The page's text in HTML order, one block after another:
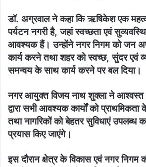
डॉ. अग्रवाल ने कहा कि ऋषिकेश एक
पर्यटन नगरी है, जहां स्वच्छता एवं
आवश्यक हैं। उन्होंने नगर निगम को जन
कार्य करने तथा शहर को स्वच्छ, सुंदर एवं
समन्वय के साथ कार्य करने पर बल दिया।
नगर आयुक्त विजय नाथ शुक्ला ने आश्वस्त
द्वारा सभी आवश्यक कार्यों को प्राथमिकता
तथा नागरिकों को बेहतर सुविधाएं उपलब्ध
प्रयास किए जाएंगे।
इस दौरान क्षेत्र के विकास एवं नगर निगम